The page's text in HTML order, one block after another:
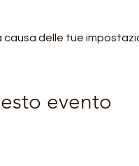
delle tue
evento